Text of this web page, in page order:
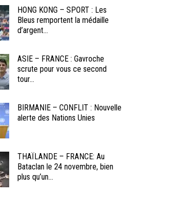
HONG KONG – SPORT : Les
Bleus remportent la médaille
d’argent...
ASIE – FRANCE : Gavroche
scrute pour vous ce second
tour...
BIRMANIE – CONFLIT : Nouvelle
alerte des Nations Unies
THAÏLANDE – FRANCE: Au
Bataclan le 24 novembre, bien
plus qu’un...